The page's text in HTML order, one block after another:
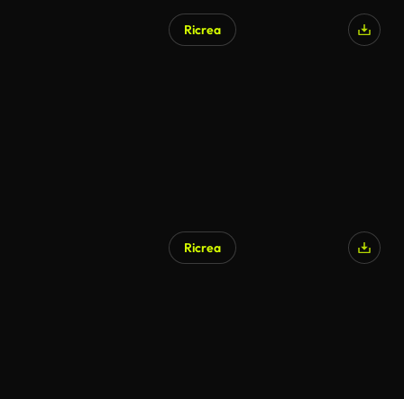
Ricrea
Ricrea